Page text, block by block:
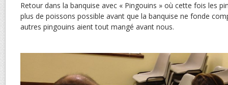
Retour dans la banquise avec « Pingouins » où cette fois les
plus de poissons possible avant que la banquise ne fonde
autres pingouins aient tout mangé avant nous.